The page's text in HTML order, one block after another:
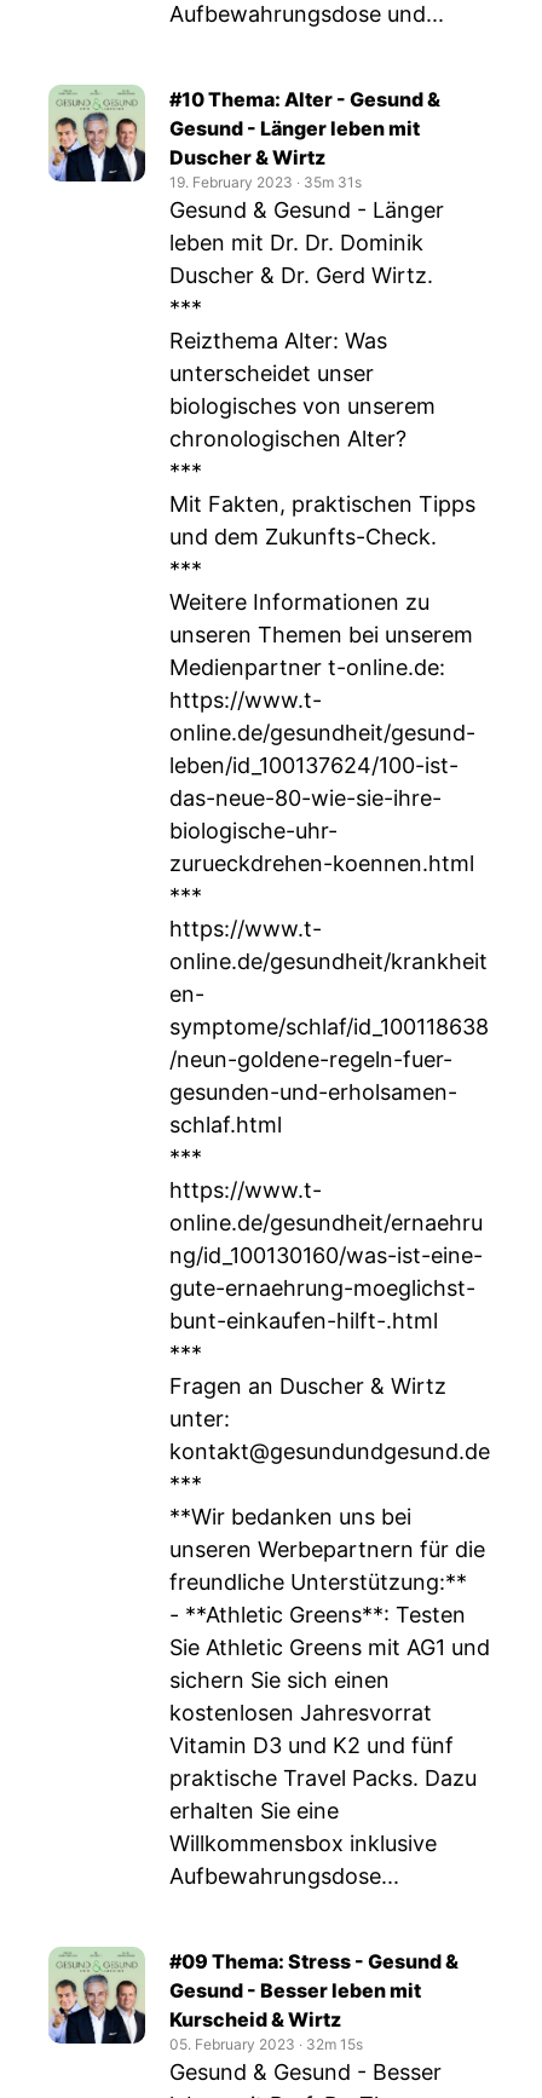
Aufbewahrungsdose und...
#10 Thema: Alter - Gesund &
Gesund - Länger leben mit
Duscher & Wirtz
19. February 2023 ‧ 35m 31s
Gesund & Gesund - Länger
leben mit Dr. Dr. Dominik
Duscher & Dr. Gerd Wirtz.
***
Reizthema Alter: Was
unterscheidet unser
biologisches von unserem
chronologischen Alter?
***
Mit Fakten, praktischen Tipps
und dem Zukunfts-Check.
***
Weitere Informationen zu
unseren Themen bei unserem
Medienpartner t-online.de:
https://www.t-
online.de/gesundheit/gesund-
leben/id_100137624/100-ist-
das-neue-80-wie-sie-ihre-
biologische-uhr-
zurueckdrehen-koennen.html
***
https://www.t-
online.de/gesundheit/krankheit
en-
symptome/schlaf/id_100118638
/neun-goldene-regeln-fuer-
gesunden-und-erholsamen-
schlaf.html
***
https://www.t-
online.de/gesundheit/ernaehru
ng/id_100130160/was-ist-eine-
gute-ernaehrung-moeglichst-
bunt-einkaufen-hilft-.html
***
Fragen an Duscher & Wirtz
unter:
kontakt@gesundundgesund.de
***
**Wir bedanken uns bei
unseren Werbepartnern für die
freundliche Unterstützung:**
- **Athletic Greens**: Testen
Sie Athletic Greens mit AG1 und
sichern Sie sich einen
kostenlosen Jahresvorrat
Vitamin D3 und K2 und fünf
praktische Travel Packs. Dazu
erhalten Sie eine
Willkommensbox inklusive
Aufbewahrungsdose...
#09 Thema: Stress - Gesund &
Gesund - Besser leben mit
Kurscheid & Wirtz
05. February 2023 ‧ 32m 15s
Gesund & Gesund - Besser